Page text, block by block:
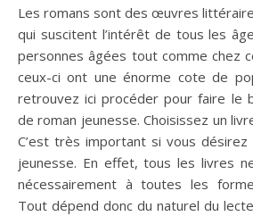
Les romans sont des œuvres littéraires assez particulières
qui suscitent l’intérêt de tous les
personnes âgées tout comme chez
ceux-ci ont une énorme cote de
retrouvez ici procéder pour faire le
de roman jeunesse. Choisissez un
C’est très important si vous désirez
jeunesse. En effet, tous les livres
nécessairement à toutes les
Tout dépend donc du naturel du